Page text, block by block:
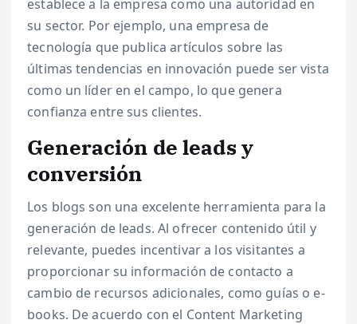
establece a la empresa como una autoridad en
su sector. Por ejemplo, una empresa de
tecnología que publica artículos sobre las
últimas tendencias en innovación puede ser vista
como un líder en el campo, lo que genera
confianza entre sus clientes.
Generación de leads y
conversión
Los blogs son una excelente herramienta para la
generación de leads. Al ofrecer contenido útil y
relevante, puedes incentivar a los visitantes a
proporcionar su información de contacto a
cambio de recursos adicionales, como guías o e-
books. De acuerdo con el Content Marketing